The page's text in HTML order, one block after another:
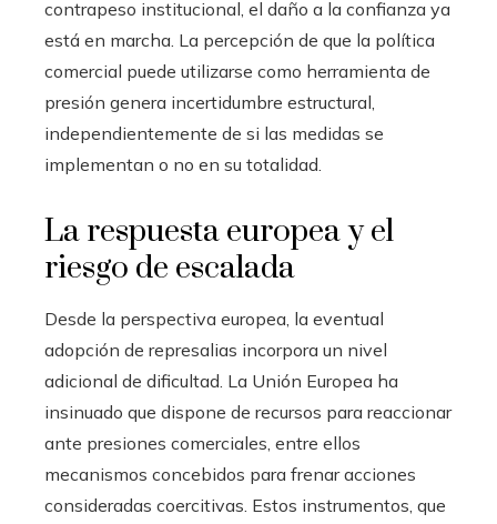
contrapeso institucional, el daño a la confianza ya
está en marcha. La percepción de que la política
comercial puede utilizarse como herramienta de
presión genera incertidumbre estructural,
independientemente de si las medidas se
implementan o no en su totalidad.
La respuesta europea y el
riesgo de escalada
Desde la perspectiva europea, la eventual
adopción de represalias incorpora un nivel
adicional de dificultad. La Unión Europea ha
insinuado que dispone de recursos para reaccionar
ante presiones comerciales, entre ellos
mecanismos concebidos para frenar acciones
consideradas coercitivas. Estos instrumentos, que